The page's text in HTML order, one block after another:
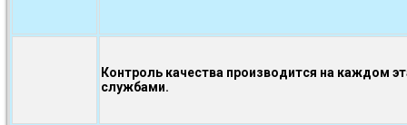
Контроль качества производится на каждом
службами.